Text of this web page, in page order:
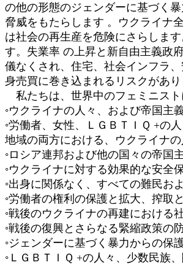
の他の形態のジェンダーに基づく
脅威をもたらします 。ウクライナ
は社会の再生産を危険にさらしま
す。失業率 の上昇と新自由主義政
儀なくされ、住宅、社会インフラ
身売買に巻き込まれるリスクがあり
私たちは、世界中のフェミニスト
◦ウクライナの人々、および帝国主
◦労働者、女性、ＬＧＢＴＩＱ +の
地域の両方における、ウクライナ
◦ロシア連邦および他の国々の帝国
◦ウクライナに対する効果的な安全
◦出身に関係なく、すべての難民お
◦労働者の権利の保護と拡大、搾取
◦戦後のウクライナの再建における
◦戦後の復興とさらなる緊縮政策の
◦ジェンダーに基づく暴力からの保
◦ＬＧＢＴＩＱ +の人々、少数民族